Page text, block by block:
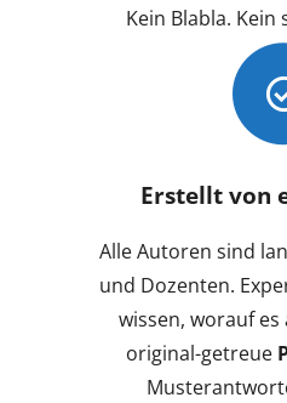
Kein Blabla. Kein
Erstellt von
Alle Autoren sind
und Dozenten.
wissen, worauf
original-getreue